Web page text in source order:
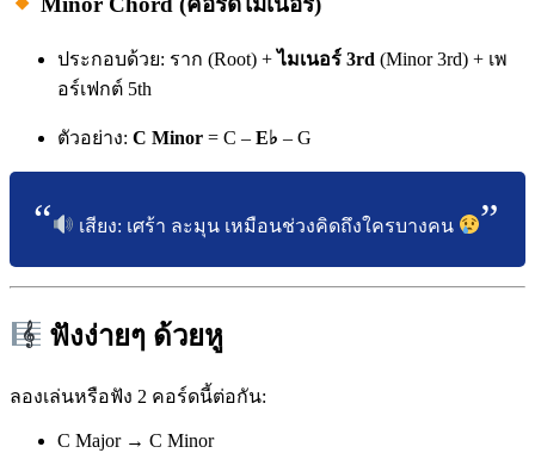
ประกอบด้วย: ราก (Root) +ไมเนอร์ 3rd (Minor 3rd) + เพ
อร์เฟกต์ 5th
ตัวอย่าง: C Minor = C – E♭ – G
เสียง: เศร้า ละมุน เหมือนช่วงคิดถึงใครบางคน
ฟังง่ายๆ ด้วยหู
ลองเล่นหรือฟัง 2 คอร์ดนี้ต่อกัน:
C Major → C Minor